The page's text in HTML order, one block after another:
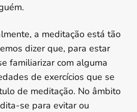
a meditação está tão
dizer que, para estar
familiarizar com alguma
de exercícios que se
de meditação. No âmbito
se para evitar ou